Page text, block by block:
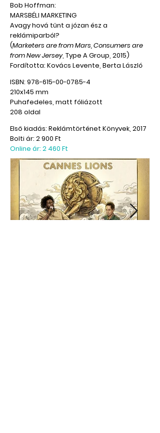
Bob Hoffman:
MARSBÉLI MARKETING
Avagy hová tűnt a józan ész a
reklámiparból?
(Marketers are from Mars, Consumers are
fromNew Jersey, Type A Group, 2015)
Fordította: Kovács Levente, Berta László
ISBN: 978-615-00-0785-4
210x145 mm
Puhafedeles, matt fóliázott
208 oldal
Első kiadás: Reklámtörténet Könyvek, 2017
Bolti ár: 2 900 Ft
Online ár: 2 460 Ft